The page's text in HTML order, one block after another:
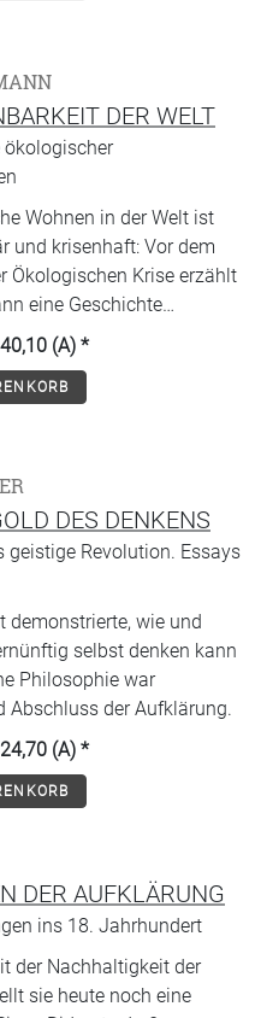
DER WELT
ökologischer
Wohnen in der Welt ist
und krisenhaft: Vor dem
Ökologischen Krise erzählt
eine Geschichte
(A) *
DES DENKENS
geistige Revolution. Essays
demonstrierte, wie und
selbst denken kann
Philosophie war
Abschluss der Aufklärung.
(A) *
DER AUFKLÄRUNG
ins 18. Jahrhundert
der Nachhaltigkeit der
sie heute noch eine